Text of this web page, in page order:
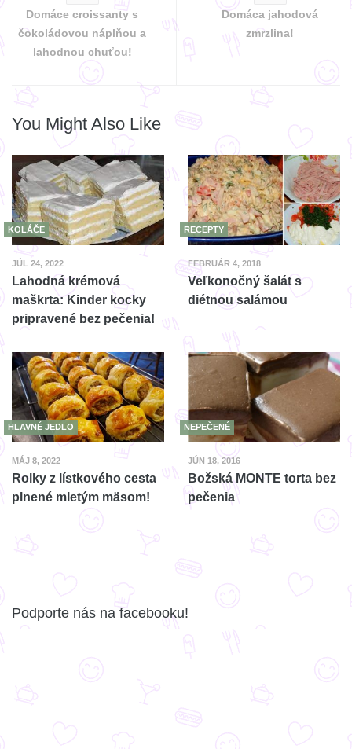
Domáce croissanty s
čokoládovou náplňou a
lahodnou chuťou!
Domáca jahodová
zmrzlina!
You Might Also Like
KOLÁČE
JÚL 24, 2022
Lahodná krémová
maškrta: Kinder kocky
pripravené bez pečenia!
RECEPTY
FEBRUÁR 4, 2018
Veľkonočný šalát s
diétnou salámou
HLAVNÉ JEDLO
MÁJ 8, 2022
Rolky z lístkového cesta
plnené mletým mäsom!
NEPEČENÉ
JÚN 18, 2016
Božská MONTE torta bez
pečenia
Podporte nás na facebooku!